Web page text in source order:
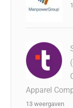
Apparel
13 weergaven